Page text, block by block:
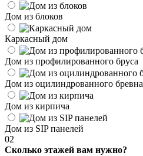
Дом из блоков
Каркасный дом
Дом из профилированного бруса
Дом из оцилиндрованного бревна
Дом из кирпича
Дом из SIP панелей
02
Сколько этажей вам нужно?